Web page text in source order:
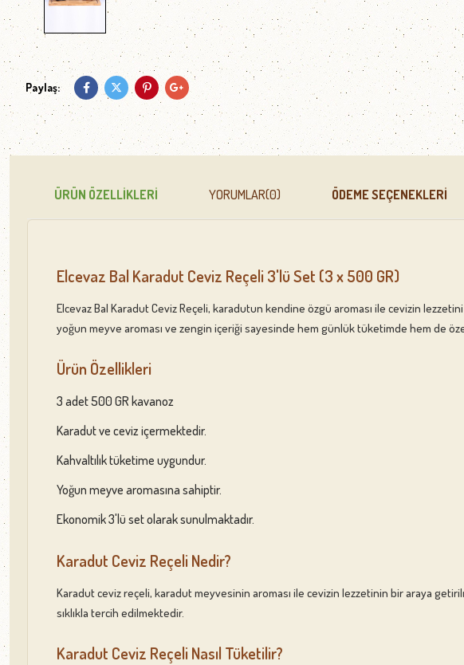
Paylaş:
ÜRÜN ÖZELLIKLERI YORUMLAR(0) ÖDEME SEÇENEKLERI
Elcevaz Bal Karadut Ceviz Reçeli 3'lü Set (3 x 500 GR)
Elcevaz Bal Karadut Ceviz Reçeli, karadutun kendine özgü aroması ile cevizin
yoğun meyve aroması ve zengin içeriği sayesinde hem günlük tüketimde hem de
Ürün Özellikleri
3 adet 500 GR kavanoz
Karadut ve ceviz içermektedir.
Kahvaltılık tüketime uygundur.
Yoğun meyve aromasına sahiptir.
Ekonomik 3'lü set olarak sunulmaktadır.
Karadut Ceviz Reçeli Nedir?
Karadut ceviz reçeli, karadut meyvesinin aroması ile cevizin lezzetinin bir araya
sıklıkla tercih edilmektedir.
Karadut Ceviz Reçeli Nasıl Tüketilir?